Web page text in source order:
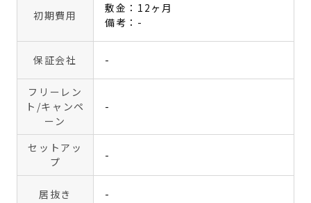
初期費用
敷金：12ヶ月
備考：-
保証会社 -
フリーレン
ト /キャンペ
ーン
-
セットアッ
プ
-
居抜き -